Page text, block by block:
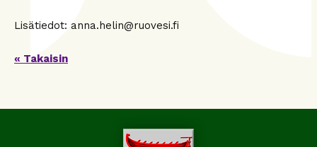
Lisätiedot: anna.helin@ruovesi.fi
« Takaisin